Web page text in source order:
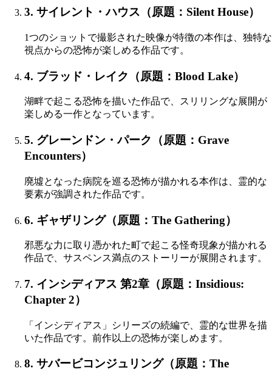
3. サイレント・ハウス（原題：Silent House）
1つのショットで撮影された映像が特徴の本作は、独特な
視点からの恐怖が楽しめる作品です。
4. ブラッド・レイク（原題：Blood Lake）
湖畔で起こる恐怖を描いた作品で、スリリングな展開が
楽しめる一作となっています。
5. グレーンドン・パーク（原題：Grave
Encounters）
廃墟となった病院を巡る恐怖が描かれる本作は、霊的な
要素が強調された作品です。
6. ギャザリング（原題：The Gathering）
邪悪な力に取り憑かれた町で起こる怪奇現象が描かれる
作品で、サスペンス満点のストーリーが展開されます。
7. インシディアス 第2章（原題：Insidious:
Chapter 2）
「インシディアス」シリーズの続編で、霊的な世界を描
いた作品です。前作以上の恐怖が楽しめます。
8. サバービコンジュリング（原題：The